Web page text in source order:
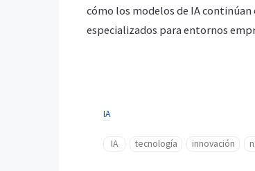
cómo los modelos de IA
especializados para entornos
IA
IA tecnología innovación